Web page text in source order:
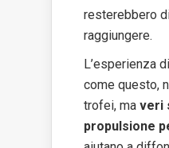
resterebbero
raggiungere.
L’esperienza
come questo,
trofei, ma veri
propulsione